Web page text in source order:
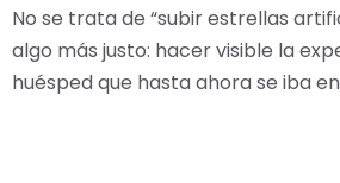
No se trata de “subir estrellas
algo más justo: hacer visible la
huésped que hasta ahora se iba